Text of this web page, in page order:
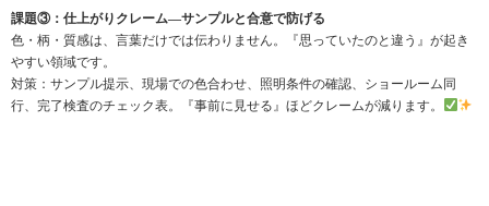
課題③：仕上がりクレーム—サンプルと合意で防げる
色・柄・質感は、言葉だけでは伝わりません。『思っていたのと違う』が起き
やすい領域です。
対策：サンプル提示、現場での色合わせ、照明条件の確認、ショールーム同
行、完了検査のチェック表。『事前に見せる』ほどクレームが減ります。